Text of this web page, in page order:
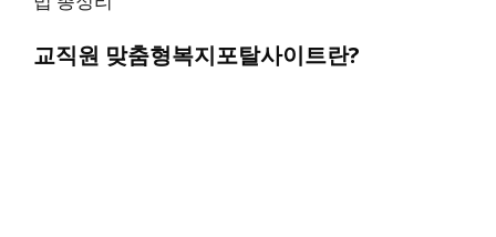
교직원 맞춤형복지포탈사이트란?